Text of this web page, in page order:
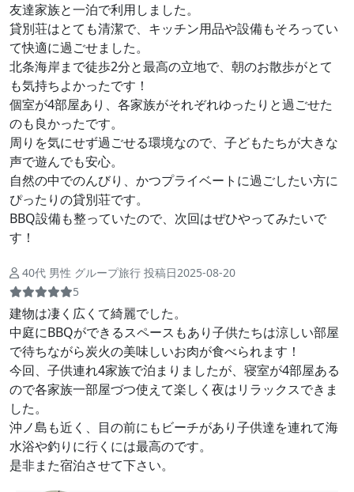
友達家族と一泊で利用しました。
貸別荘はとても清潔で、キッチン用品や設備もそろってい
て快適に過ごせました。
北条海岸まで徒歩2分と最高の立地で、朝のお散歩がとて
も気持ちよかったです！
個室が4部屋あり、各家族がそれぞれゆったりと過ごせた
のも良かったです。
周りを気にせず過ごせる環境なので、子どもたちが大きな
声で遊んでも安心。
自然の中でのんびり、かつプライベートに過ごしたい方に
ぴったりの貸別荘です。
BBQ設備も整っていたので、次回はぜひやってみたいで
す！
40代 男性 グループ旅行 投稿日2025-08-20
5
建物は凄く広くて綺麗でした。
中庭にBBQができるスペースもあり子供たちは涼しい部屋
で待ちながら炭火の美味しいお肉が食べられます！
今回、子供連れ4家族で泊まりましたが、寝室が4部屋ある
ので各家族一部屋づつ使えて楽しく夜はリラックスできま
した。
沖ノ島も近く、目の前にもビーチがあり子供達を連れて海
水浴や釣りに行くには最高のです。
是非また宿泊させて下さい。